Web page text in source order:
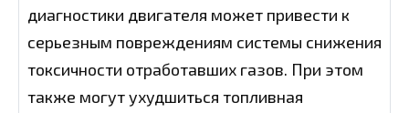
диагностики двигателя может привести к
серьезным повреждениям системы снижения
токсичности отработавших газов. При этом
также могут ухудшиться топливная